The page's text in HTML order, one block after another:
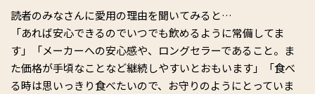
読者のみなさんに愛用の理由を聞いてみると…
「あれば安心できるのでいつでも飲めるように常備してま
す」「メーカーへの安心感や、ロングセラーであること。ま
た価格が手頃なことなど継続しやすいとおもいます」「食べ
る時は思いっきり食べたいので、お守りのようにとっていま